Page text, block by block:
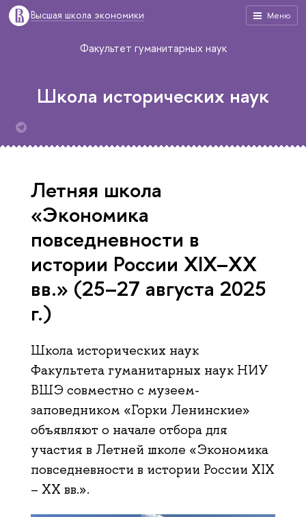
Меню
Высшая школа экономики
Факультет гуманитарных наук
Школа исторических наук
Летняя школа
«Экономика
повседневности в
истории России XIX–XX
вв.» (25–27 августа 2025
г.)
Школа исторических наук
Факультета гуманитарных наук НИУ
ВШЭ совместно с музеем-
заповедником «Горки Ленинские»
объявляют о начале отбора для
участия в Летней школе «Экономика
повседневности в истории России XIX
– XX вв.».